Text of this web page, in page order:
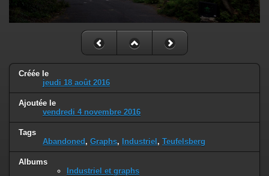
Créée le
jeudi 18 août 2016
Ajoutée le
vendredi 4 novembre 2016
Tags
Abandoned , Graphs, Industriel , Teufelsberg
Albums
Industriel et graphs